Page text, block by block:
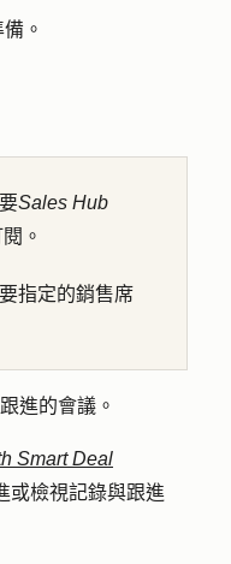
。
Sales Hub
。
指定的銷售席
進的會議 。
Smart Deal
或檢視記錄與跟進